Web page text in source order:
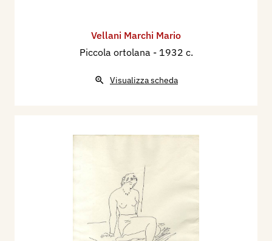
Vellani Marchi Mario
Piccola ortolana - 1932 c.
Visualizza scheda